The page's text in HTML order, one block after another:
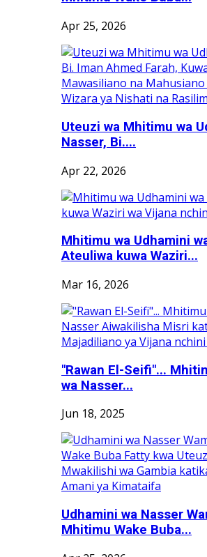
Apr 25, 2026
Uteuzi wa Mhitimu wa
Nasser, Bi....
Apr 22, 2026
Mhitimu wa Udhamini
Ateuliwa kuwa Waziri...
Mar 16, 2026
"Rawan El-Seifi"...
wa Nasser...
Jun 18, 2025
Udhamini wa Nasser
Mhitimu Wake Buba...